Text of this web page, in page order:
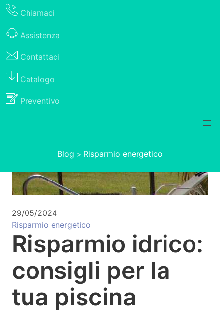
Chiamaci
Assistenza
Contattaci
Catalogo
Preventivo
Blog > Risparmio energetico
29/05/2024
Risparmio energetico
Risparmio idrico:
consigli per la
tua piscina